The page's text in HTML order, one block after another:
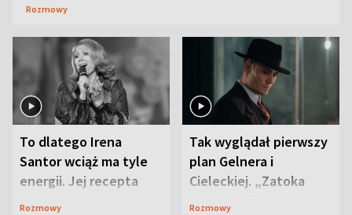
Rozmowy
To dlatego Irena
Santor wciąż ma tyle
energii. Jej recepta
jest zaskakująco
Rozmowy
Tak wyglądał pierwszy
plan Gelnera i
Cieleckiej. „Zatoka
szpiegów” od razu ich
Rozmowy